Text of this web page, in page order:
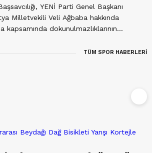
YENİ Parti Genel Başkanı
Milletvekili Veli Ağbaba hakkında
dokunulmazlıklarının
TÜM SPOR HABERLERİ